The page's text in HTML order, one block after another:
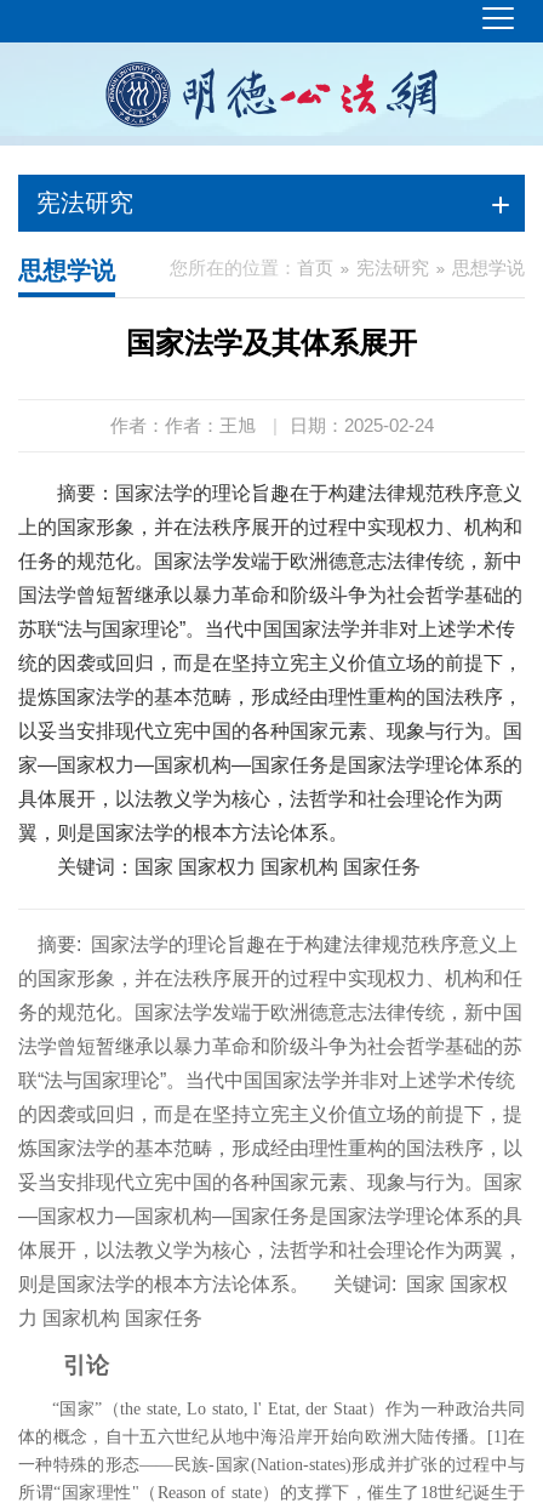
宪法研究
您所在的位置： 首页 宪法研究 思想学说
思想学说
国家法学及其体系展开
作者：作者：王旭 | 日期：2025-02-24
摘要：国家法学的理论旨趣在于构建法律规范秩序意义
上的国家形象，并在法秩序展开的过程中实现权力、机构和
任务的规范化。国家法学发端于欧洲德意志法律传统，新中
国法学曾短暂继承以暴力革命和阶级斗争为社会哲学基础的
苏联“法与国家理论”。当代中国国家法学并非对上述学术传
统的因袭或回归，而是在坚持立宪主义价值立场的前提下，
提炼国家法学的基本范畴，形成经由理性重构的国法秩序，
以妥当安排现代立宪中国的各种国家元素、现象与行为。国
家―国家权力―国家机构―国家任务是国家法学理论体系的
具体展开，以法教义学为核心，法哲学和社会理论作为两
翼，则是国家法学的根本方法论体系。
关键词：国家 国家权力 国家机构 国家任务
摘要:
国家法学的理论旨趣在于构建法律规范秩序意义上
的国家形象，并在法秩序展开的过程中实现权力、机构和任
务的规范化。国家法学发端于欧洲德意志法律传统，新中国
法学曾短暂继承以暴力革命和阶级斗争为社会哲学基础的苏
联“法与国家理论”。当代中国国家法学并非对上述学术传统
的因袭或回归，而是在坚持立宪主义价值立场的前提下，提
炼国家法学的基本范畴，形成经由理性重构的国法秩序，以
妥当安排现代立宪中国的各种国家元素、现象与行为。国家
―国家权力―国家机构―国家任务是国家法学理论体系的具
体展开，以法教义学为核心，法哲学和社会理论作为两翼，
则是国家法学的根本方法论体系。
关键词:
国家 国家权
力 国家机构 国家任务
引论
“国家”（the state, Lo stato, l' Etat, der Staat）作为一种政治共同
体的概念，自十五六世纪从地中海沿岸开始向欧洲大陆传播。
[1 ]在
一种特殊的形态――民族- 国家(Nation-states)形成并扩张的过程中与
所谓“国家理性 " （ Reason of state）的支撑下，催生了 18世纪诞生于